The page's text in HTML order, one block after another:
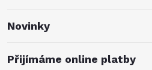
Novinky
Přijímáme online platby